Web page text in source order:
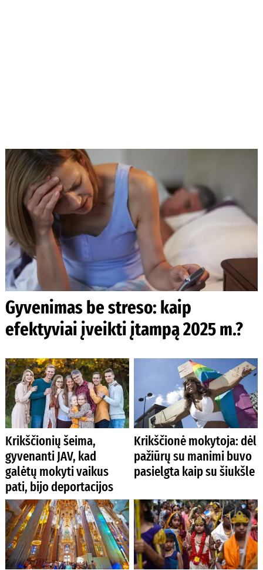
Gyvenimas be streso: kaip
efektyviai įveikti įtampą 2025 m.?
Krikščionių šeima,
gyvenanti JAV, kad
galėtų mokyti vaikus
pati, bijo deportacijos
Krikščionė mokytoja: dėl
pažiūrų su manimi buvo
pasielgta kaip su šiukšle